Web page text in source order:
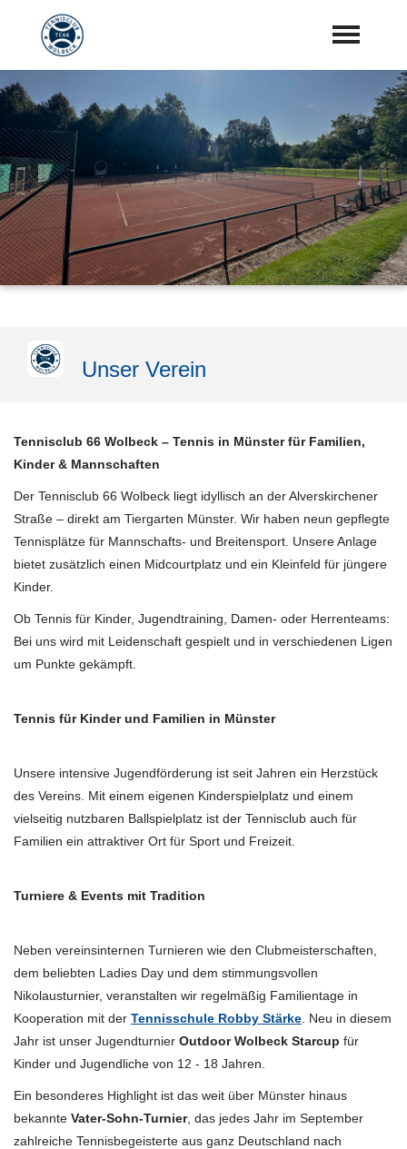
Startseite
Aktuelles
Vorstand
Training
Mannschaften
"Jetzt Mitglied werden"
Unser Verein
Tennisclub 66 Wolbeck – Tennis in Münster für Familien,
Kinder & Mannschaften
Der Tennisclub 66 Wolbeck liegt idyllisch an der Alverskirchener
Straße – direkt am Tiergarten Münster. Wir haben neun gepflegte
Tennisplätze für Mannschafts- und Breitensport. Unsere Anlage
bietet zusätzlich einen Midcourtplatz und ein Kleinfeld für jüngere
Kinder.
Ob Tennis für Kinder, Jugendtraining, Damen- oder Herrenteams:
Bei uns wird mit Leidenschaft gespielt und in verschiedenen Ligen
um Punkte gekämpft.
Tennis für Kinder und Familien in Münster
Unsere intensive Jugendförderung ist seit Jahren ein Herzstück
des Vereins. Mit einem eigenen Kinderspielplatz und einem
vielseitig nutzbaren Ballspielplatz ist der Tennisclub auch für
Familien ein attraktiver Ort für Sport und Freizeit.
Turniere & Events mit Tradition
Neben vereinsinternen Turnieren wie den Clubmeisterschaften,
dem beliebten Ladies Day und dem stimmungsvollen
Nikolausturnier, veranstalten wir regelmäßig Familientage in
Kooperation mit der Tennisschule Robby Stärke . Neu in diesem
Jahr ist unser Jugendturnier Outdoor Wolbeck Starcup für
Kinder und Jugendliche von 12 - 18 Jahren.
Ein besonderes Highlight ist das weit über Münster hinaus
bekannte Vater-Sohn-Turnier, das jedes Jahr im September
zahlreiche Tennisbegeisterte aus ganz Deutschland nach